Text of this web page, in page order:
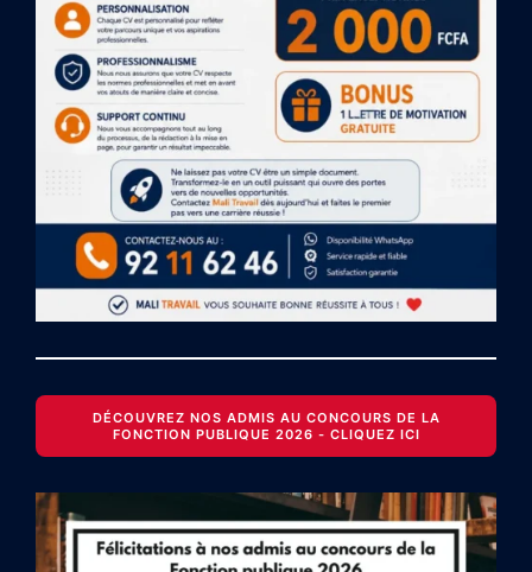
DÉCOUVREZ NOS ADMIS AU CONCOURS DE LA
FONCTION PUBLIQUE 2026 - CLIQUEZ ICI